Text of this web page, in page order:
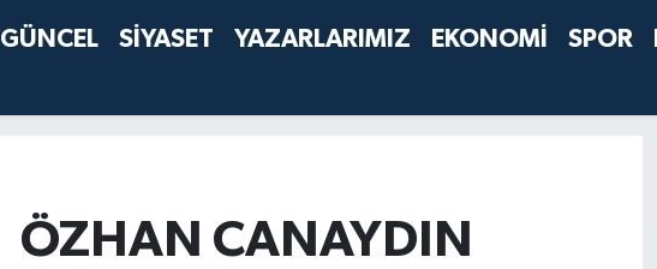
GÜNCEL SİYASET YAZARLARIMIZ EKONOMİ SPOR
ÖZHAN CANAYDIN